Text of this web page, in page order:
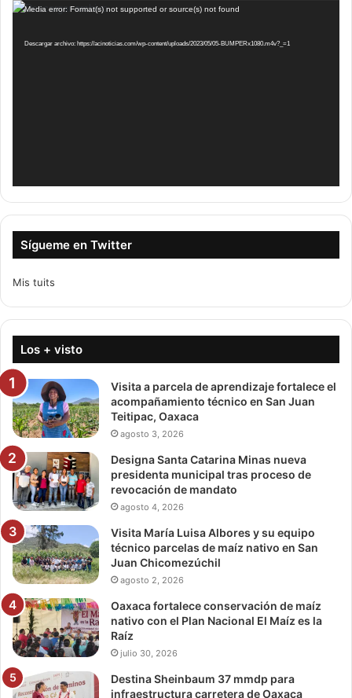
Reproductor
vídeo
Media error: Format(s) not supported or source(s) not found
Descargar archivo: https://acinoticias.com/wp-content/uploads/2023/05/05-BUMPERx1080.m4v?_=1
Sígueme en Twitter
Mis tuits
Los + visto
Visita a parcela de aprendizaje fortalece el
acompañamiento técnico en San Juan
Teitipac, Oaxaca
agosto 3, 2026
Designa Santa Catarina Minas nueva
presidenta municipal tras proceso de
revocación de mandato
agosto 4, 2026
Visita María Luisa Albores y su equipo
técnico parcelas de maíz nativo en San
Juan Chicomezúchil
agosto 2, 2026
Oaxaca fortalece conservación de maíz
nativo con el Plan Nacional El Maíz es la
Raíz
julio 30, 2026
Destina Sheinbaum 37 mmdp para
infraestructura carretera de Oaxaca